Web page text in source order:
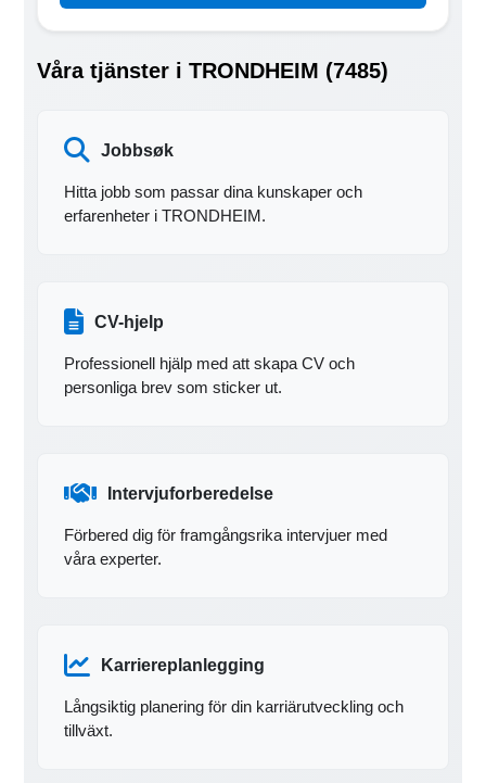
Våra tjänster i TRONDHEIM (7485)
Jobbsøk
Hitta jobb som passar dina kunskaper och
erfarenheter i TRONDHEIM.
CV-hjelp
Professionell hjälp med att skapa CV och
personliga brev som sticker ut.
Intervjuforberedelse
Förbered dig för framgångsrika intervjuer med
våra experter.
Karriereplanlegging
Långsiktig planering för din karriärutveckling och
tillväxt.